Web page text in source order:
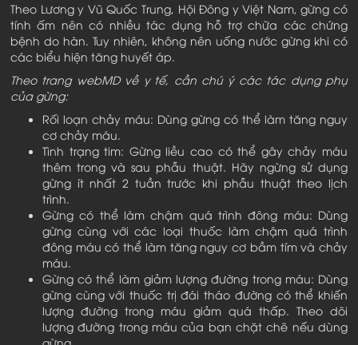
Theo Lương y Vũ Quốc Trung, Hội Đông y Việt Nam, gừng có
tính ấm nên có nhiều tác dụng hỗ trợ chữa các chứng
bệnh do hàn. Tuy nhiên, không nên uống nước gừng khi có
các biểu hiện tăng huyết áp.
Theo trang webMD về y tế, cần chú ý các tác dụng phụ
của gừng:
Rối loạn chảy máu: Dùng gừng có thể làm tăng nguy
cơ chảy máu.
Tình trạng tim: Gừng liều cao có thể gây chảy máu
thêm trong và sau phẫu thuật. Hãy ngừng sử dụng
gừng ít nhất 2 tuần trước khi phẫu thuật theo lịch
trình.
Gừng có thể làm chậm quá trình đông máu: Dùng
gừng cùng với các loại thuốc làm chậm quá trình
đông máu có thể làm tăng nguy cơ bầm tím và chảy
máu.
Gừng có thể làm giảm lượng đường trong máu: Dùng
gừng cùng với thuốc trị đái tháo đường có thể khiến
lượng đường trong máu giảm quá thấp. Theo dõi
lượng đường trong máu của bạn chặt chẽ nếu dùng